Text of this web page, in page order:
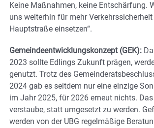
Keine Maßnahmen, keine Entschärfung.
uns weiterhin für mehr
Hauptstraße einsetzen“.
Gemeindeentwicklungskonzept (GEK):
2023 sollte Edlings Zukunft prägen,
genutzt. Trotz des
2024 gab es seitdem nur eine einzige
im Jahr 2025, für 2026 erneut nichts.
verstaube, statt umgesetzt zu werden.
werden von der UBG regelmäßige